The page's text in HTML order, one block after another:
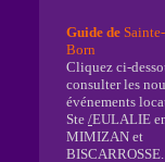
Guide de
Born
Cliquez ci-
consulter les
événements
Ste /EULALIE
MIMIZAN et
BISCARROSSE.